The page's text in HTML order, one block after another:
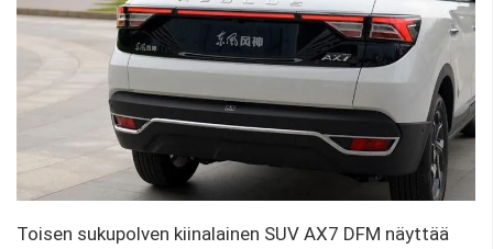
Toisen sukupolven kiinalainen SUV AX7 DFM näyttää